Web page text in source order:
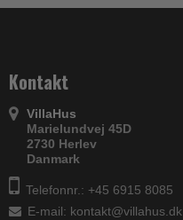
Kontakt
VillaHus
Marielundvej 45D
2730 Herlev
Danmark
Telefonnr.: +45 6915 8085
E-mail: kontakt@villahus.dk